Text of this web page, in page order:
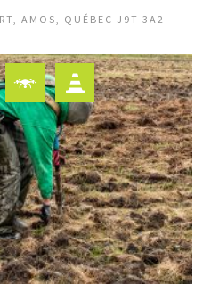
AMOS, QUÉBEC J9T 3A2